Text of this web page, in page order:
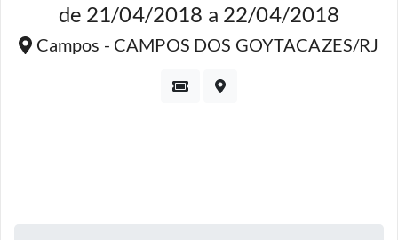
de 21/04/2018 a 22/04/2018
Campos - CAMPOS DOS GOYTACAZES/RJ